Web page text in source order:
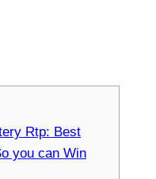
Rtp: Best
you can Win